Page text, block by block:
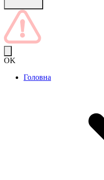
OK
Головна